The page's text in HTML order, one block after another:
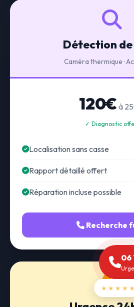
Détection
Caméra thermique ·
120€ à
✓ Diagnostic
Localisation sans casse
Rapport détaillé offert
Réparation incluse possible
Recherche
06
★★★★★